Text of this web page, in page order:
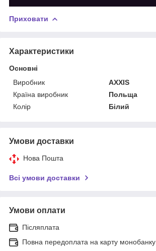
Приховати
Характеристики
Основні
Виробник
AXXIS
Країна виробник
Польща
Колір
Білий
Умови доставки
Нова Пошта
Всі умови доставки
Умови оплати
Післяплата
Повна передоплата на карту монобанку